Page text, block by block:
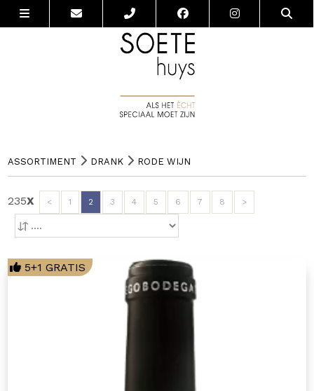
ASSORTIMENT DRANK RODE WIJN
235X < 1 2 3 4 5 6 7 8 >
5+1 GRATIS